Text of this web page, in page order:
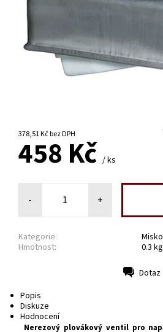
378,51 Kč bez DPH
458 Kč / ks
- +
Kategorie:
Hmotnost:
0.3 kg
Dotaz
Popis
Diskuze
Hodnocení
Nerezový plovákový ventil pro